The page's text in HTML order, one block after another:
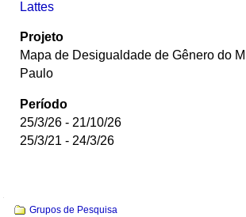
Lattes
Projeto
Mapa de Desigualdade de Gênero do
Paulo
Período
25/3/26 - 21/10/26
25/3/21 - 24/3/26
Navegação
Grupos de Pesquisa